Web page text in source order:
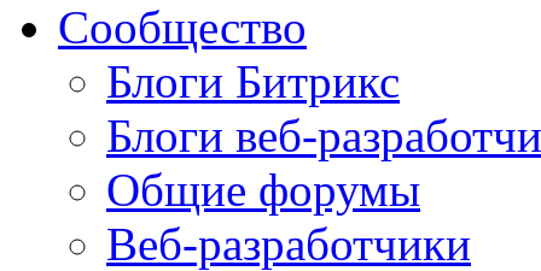
Сообщество
Блоги Битрикс
Блоги веб-
Общие форумы
Веб-разработчики